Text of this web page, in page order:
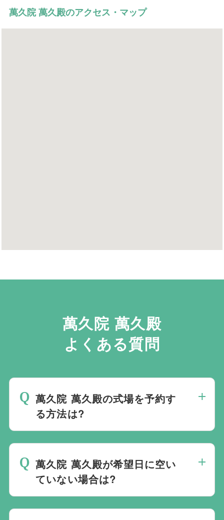
萬久院 萬久殿のアクセス・マップ
萬久院 萬久殿
よくある質問
萬久院 萬久殿の式場を予約す
る方法は?
ご予約は葬儀社を通じたお手続きが必要で
す。万が一の際は、当社むすびすにご連絡
ください。式場のご予約はもちろん、ご搬
送・ご安置・ご葬儀・葬儀後の各種手続き
萬久院 萬久殿が希望日に空い
ていない場合は?